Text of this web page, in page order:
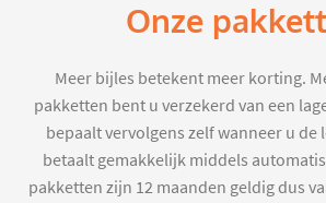
Onze
Meer bijles betekent meer korting.
pakketten bent u verzekerd van een
bepaalt vervolgens zelf wanneer u de
betaalt gemakkelijk middels
pakketten zijn 12 maanden geldig dus